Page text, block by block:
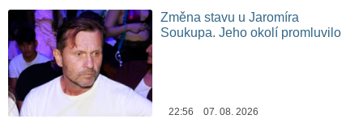
Změna stavu u Jaromíra
Soukupa. Jeho okolí promluvilo
22:56 07. 08. 2026